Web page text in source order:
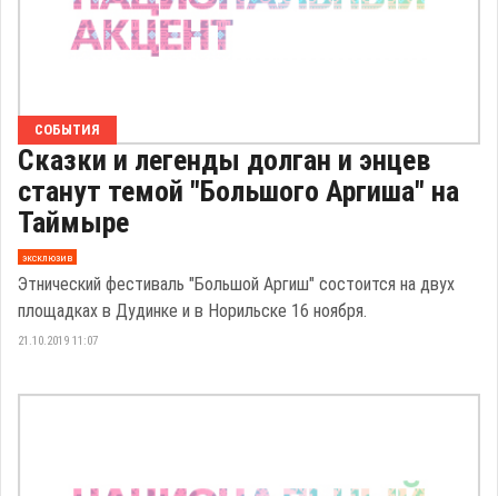
СОБЫТИЯ
Сказки и легенды долган и энцев
станут темой "Большого Аргиша" на
Таймыре
эксклюзив
Этнический фестиваль "Большой Аргиш" состоится на двух
площадках в Дудинке и в Норильске 16 ноября.
21.10.2019 11:07